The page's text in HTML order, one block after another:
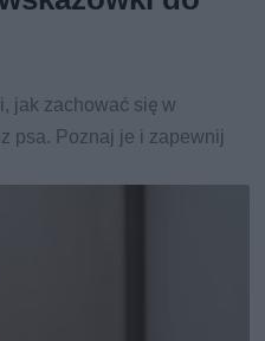
jak zachować się w
psa. Poznaj je i zapewnij